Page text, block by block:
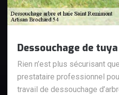
Dessouchage de tuya
Rien n’est plus sécurisant
prestataire professionnel
travail de dessouchage